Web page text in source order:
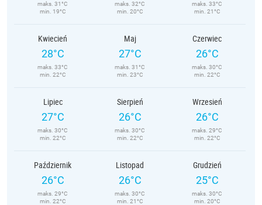
maks. 31°C
min. 19°C
maks. 32°C
min. 20°C
maks. 33°C
min. 21°C
Kwiecień
28°C
maks. 33°C
min. 22°C
Maj
27°C
maks. 31°C
min. 23°C
Czerwiec
26°C
maks. 30°C
min. 22°C
Lipiec
27°C
maks. 30°C
min. 22°C
Sierpień
26°C
maks. 30°C
min. 22°C
Wrzesień
26°C
maks. 29°C
min. 22°C
Październik
26°C
maks. 29°C
min. 22°C
Listopad
26°C
maks. 30°C
min. 21°C
Grudzień
25°C
maks. 30°C
min. 20°C